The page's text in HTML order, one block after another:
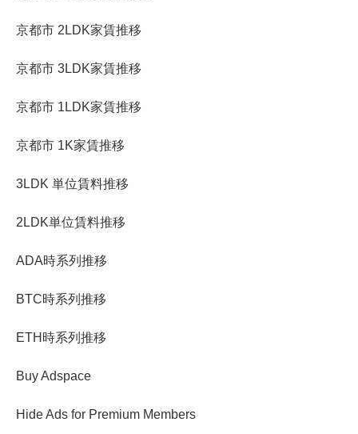
京都市 2LDK家賃推移
京都市 3LDK家賃推移
京都市 1LDK家賃推移
京都市 1K家賃推移
3LDK 単位賃料推移
2LDK単位賃料推移
ADA時系列推移
BTC時系列推移
ETH時系列推移
Buy Adspace
Hide Ads for Premium Members